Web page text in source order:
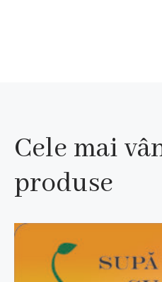
Cele mai
produse